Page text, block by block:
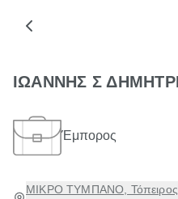
ΙΩΑΝΝΗΣ Σ
Έμπορος
ΜΙΚΡΟ ΤΥΜΠΑΝΟ,